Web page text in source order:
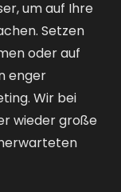
um auf Ihre
Setzen
oder auf
enger
Wir bei
wieder große